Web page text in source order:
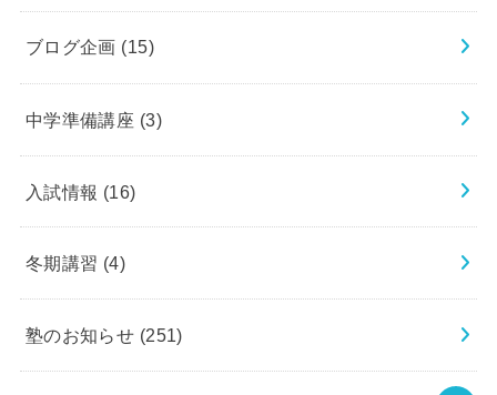
ブログ企画 (15)
中学準備講座 (3)
入試情報 (16)
冬期講習 (4)
塾のお知らせ (251)